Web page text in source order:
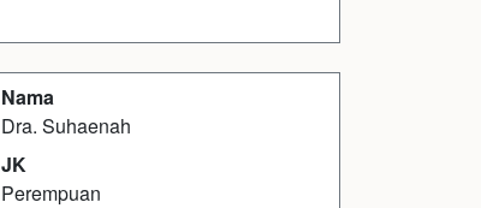
Nama
Dra. Suhaenah
JK
Perempuan